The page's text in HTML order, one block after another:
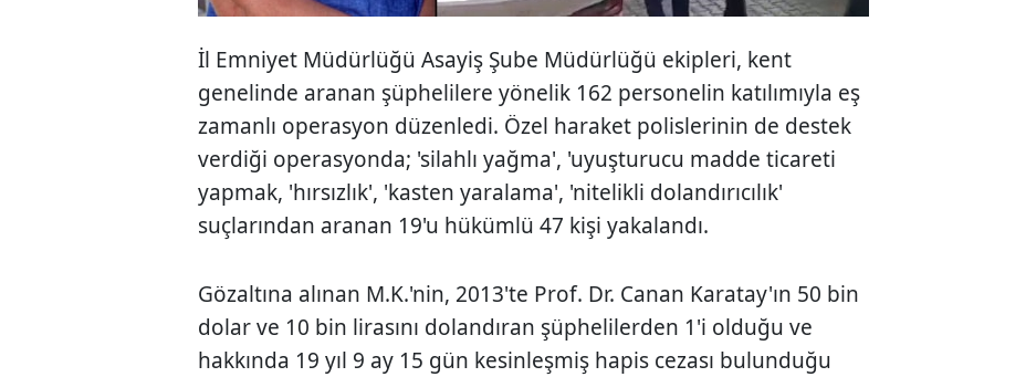
İl Emniyet Müdürlüğü Asayiş Şube Müdürlüğü ekipleri, kent
genelinde aranan şüphelilere yönelik 162 personelin katılımıyla eş
zamanlı operasyon düzenledi. Özel haraket polislerinin de destek
verdiği operasyonda; 'silahlı yağma', 'uyuşturucu madde ticareti
yapmak, 'hırsızlık', 'kasten yaralama', 'nitelikli dolandırıcılık'
suçlarından aranan 19'u hükümlü 47 kişi yakalandı.
Gözaltına alınan M.K.'nin, 2013'te Prof. Dr. Canan Karatay'ın 50 bin
dolar ve 10 bin lirasını dolandıran şüphelilerden 1'i olduğu ve
hakkında 19 yıl 9 ay 15 gün kesinleşmiş hapis cezası bulunduğu